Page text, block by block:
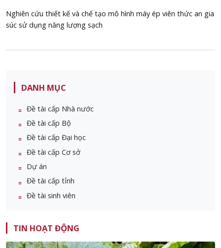
Nghiên cứu thiết kế và chế tạo mô hình máy ép viên thức an gia
súc sử dụng năng lượng sạch
DANH MỤC
Đề tài cấp Nhà nước
Đề tài cấp Bộ
Đề tài cấp Đại học
Đề tài cấp Cơ sở
Dự án
Đề tài cấp tỉnh
Đề tài sinh viên
TIN HOẠT ĐỘNG